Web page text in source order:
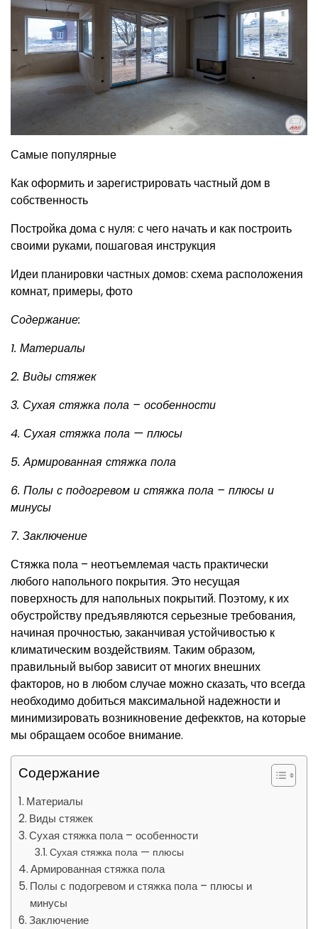
Самые популярные
Как оформить и зарегистрировать частный дом в
собственность
Постройка дома с нуля: с чего начать и как построить
своими руками, пошаговая инструкция
Идеи планировки частных домов: схема расположения
комнат, примеры, фото
Содержание:
1. Материалы
2. Виды стяжек
3. Сухая стяжка пола – особенности
4. Сухая стяжка пола — плюсы
5. Армированная стяжка пола
6. Полы с подогревом и стяжка пола – плюсы и
минусы
7. Заключение
Стяжка пола – неотъемлемая часть практически
любого напольного покрытия. Это несущая
поверхность для напольных покрытий. Поэтому, к их
обустройству предъявляются серьезные требования,
начиная прочностью, заканчивая устойчивостью к
климатическим воздействиям. Таким образом,
правильный выбор зависит от многих внешних
факторов, но в любом случае можно сказать, что всегда
необходимо добиться максимальной надежности и
минимизировать возникновение дефекктов, на которые
мы обращаем особое внимание.
Содержание
Материалы
Виды стяжек
Сухая стяжка пола – особенности
Сухая стяжка пола — плюсы
Армированная стяжка пола
Полы с подогревом и стяжка пола – плюсы и
минусы
Заключение